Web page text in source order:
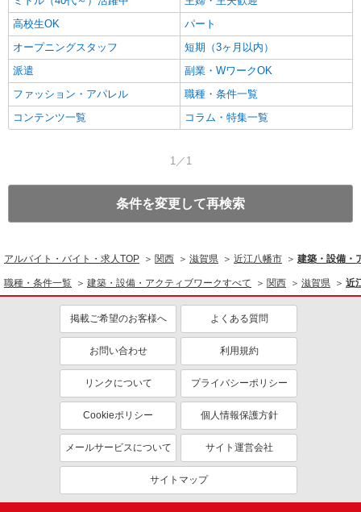
高校生OK
パート
オープニングスタッフ
短期（3ヶ月以内）
派遣
副業・WワークOK
ファッション・アパレル
職種・条件一覧
コンテンツ一覧
コラム・特集一覧
1／1
条件を変更して再検索
アルバイト・バイト・求人TOP 関西 滋賀県 近江八幡市 建築・設備・
職種・条件一覧 建築・設備・アクティブワークすべて 関西 滋賀県 近
掲載ご希望のお客様へ よくある質問
お問い合わせ 利用規約
リンクについて プライバシーポリシー
Cookieポリシー 個人情報保護方針
メールサービスについて サイト運営会社
サイトマップ